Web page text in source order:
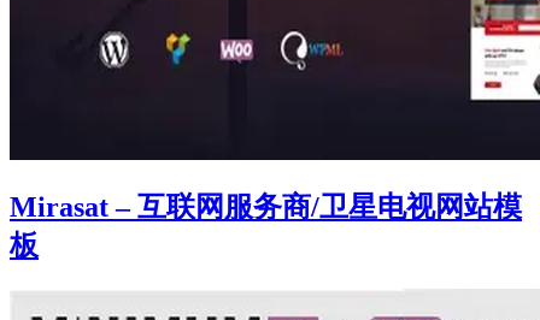
Mirasat – 互联网服务商/卫星电视网站模
板